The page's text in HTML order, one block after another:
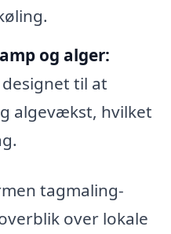
og alger:
til at
algevækst, hvilket
tagmaling-
over lokale